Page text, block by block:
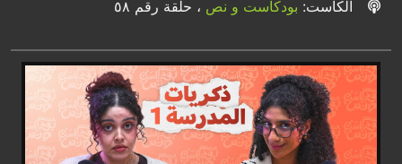
الكاست: بودكاست و نص ، حلقة رقم ٥٨